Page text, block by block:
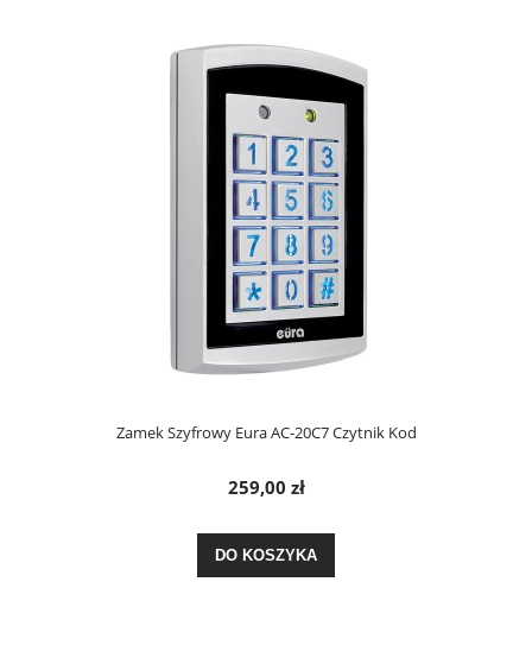
Zamek Szyfrowy Eura AC-20C7 Czytnik Kod
259,00 zł
DO KOSZYKA